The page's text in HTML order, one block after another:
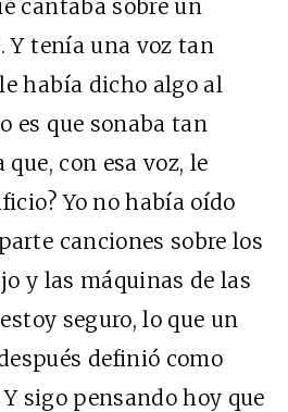
cantaba sobre un
Y tenía una voz tan
había dicho algo al
es que sonaba tan
que, con esa voz, le
Yo no había oído
canciones sobre los
y las máquinas de las
seguro, lo que un
definió como
Y sigo pensando hoy que